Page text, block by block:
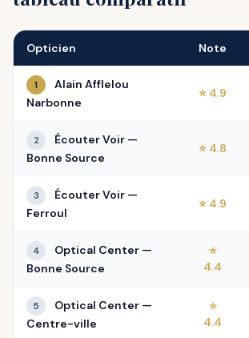
Opticien Note
1
Alain Afflelou
Narbonne
⭐ 4.9
2
Écouter Voir —
Bonne Source
⭐ 4.8
3
Écouter Voir —
Ferroul
⭐ 4.9
4
Optical Center —
Bonne Source
⭐
4.4
5
Optical Center —
Centre-ville
⭐
4.4